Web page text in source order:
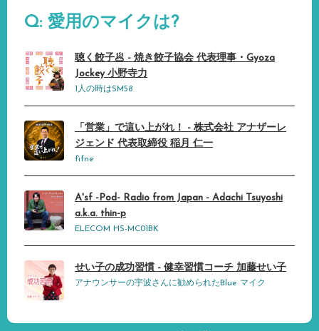
Q: 愛用のマイクは?
聴く餃子🥟 - 焼き餃子協会 代表理事・Gyoza
Jockey 小野寺力
1人の時はSM58
「営業」で這い上がれ！ - 株式会社 アナザーレ
ジェンド 代表取締役 稲月 仁一
fifne
A'sf -Pod- Radio from Japan - Adachi Tsuyoshi
a.k.a. thin-p
ELECOM HS-MC01BK
せい子の成功習慣 - 健幸習慣コーチ 加藤せい子
アナウンサーの宇波さんに勧められたBlue マイク